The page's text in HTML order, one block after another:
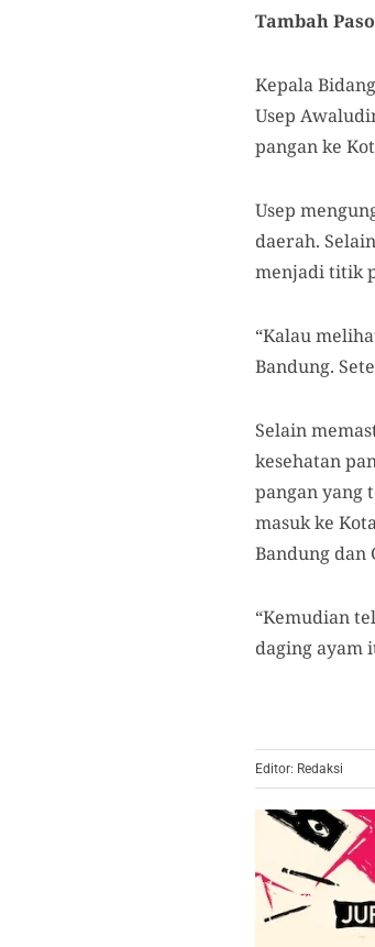
Tambah
Kepala
Usep
pangan ke
Usep
daerah.
menjadi titik
“Kalau
Bandung.
Selain
kesehatan
pangan yang
masuk ke
Bandung dan
“Kemudian
daging ayam
Editor: Redaksi